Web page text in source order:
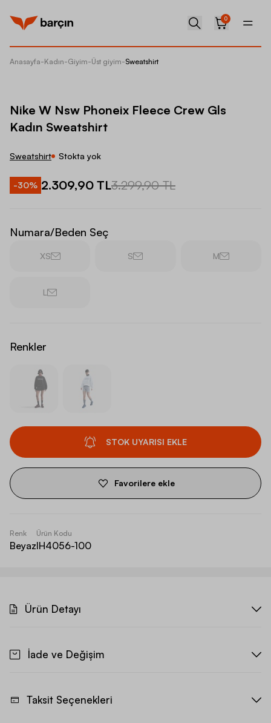
0
Anasayfa-Kadın-Giyim-Üst giyim-Sweatshirt
Nike W Nsw Phoneix Fleece Crew Gls
Kadın Sweatshirt
Sweatshirt Stokta yok
-30% 2.309,90 TL3.299,90 TL
Numara/Beden Seç
XS S M
L
Renkler
STOK UYARISI EKLE
Favorilere ekle
Renk
Beyaz
Ürün Kodu
IH4056-100
Ürün Detayı
İade ve Değişim
Taksit Seçenekleri